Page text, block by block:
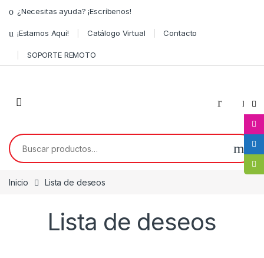
¿Necesitas ayuda? ¡Escríbenos!
¡Estamos Aquí! Catálogo Virtual Contacto
SOPORTE REMOTO
Inicio Lista de deseos
Lista de deseos